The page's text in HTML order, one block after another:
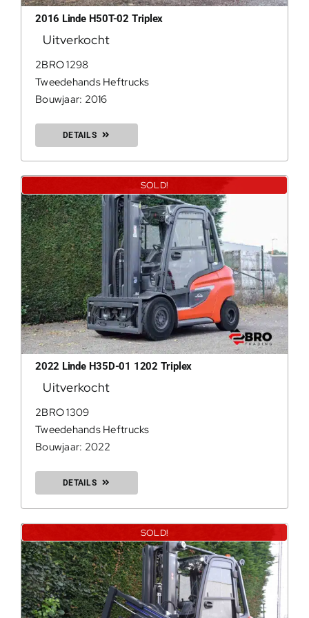
2016 Linde H50T-02 Triplex
Uitverkocht
2BRO 1298
Tweedehands Heftrucks
Bouwjaar: 2016
DETAILS
SOLD!
2022 Linde H35D-01 1202 Triplex
Uitverkocht
2BRO 1309
Tweedehands Heftrucks
Bouwjaar: 2022
DETAILS
SOLD!
200Kg =
200Kg